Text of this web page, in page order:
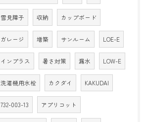
雪見障子 収納 カップボード
ガレージ 増築 サンルーム LOE-E
インプラス 暑さ対策 漏水 LOW-E
洗濯機用水栓 カクダイ KAKUDAI
732-003-13 アプリコット